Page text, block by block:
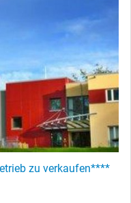
zu verkaufen****